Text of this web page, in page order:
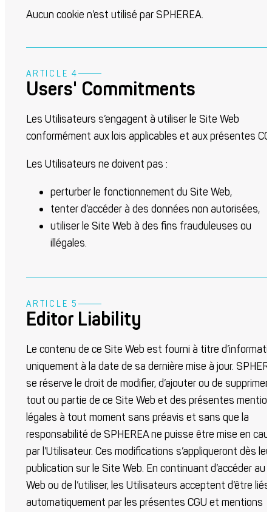
Aucun cookie n’est utilisé par SPHEREA.
ARTICLE 4
Users' Commitments
Les Utilisateurs s’engagent à utiliser le Site Web
conformément aux lois applicables et aux présentes
Les Utilisateurs ne doivent pas :
perturber le fonctionnement du Site Web,
tenter d’accéder à des données non autorisées,
utiliser le Site Web à des fins frauduleuses ou
illégales.
ARTICLE 5
Editor Liability
Le contenu de ce Site Web est fourni à titre
uniquement à la date de sa dernière mise à jour.
se réserve le droit de modifier, d’ajouter ou de supprimer
tout ou partie de ce Site Web et des présentes
légales à tout moment sans préavis et sans que la
responsabilité de SPHEREA ne puisse être mise en
par l’Utilisateur. Ces modifications s’appliqueront dès
publication sur le Site Web. En continuant d’accéder au
Web ou de l’utiliser, les Utilisateurs acceptent d’être liés
automatiquement par les présentes CGU et mentions